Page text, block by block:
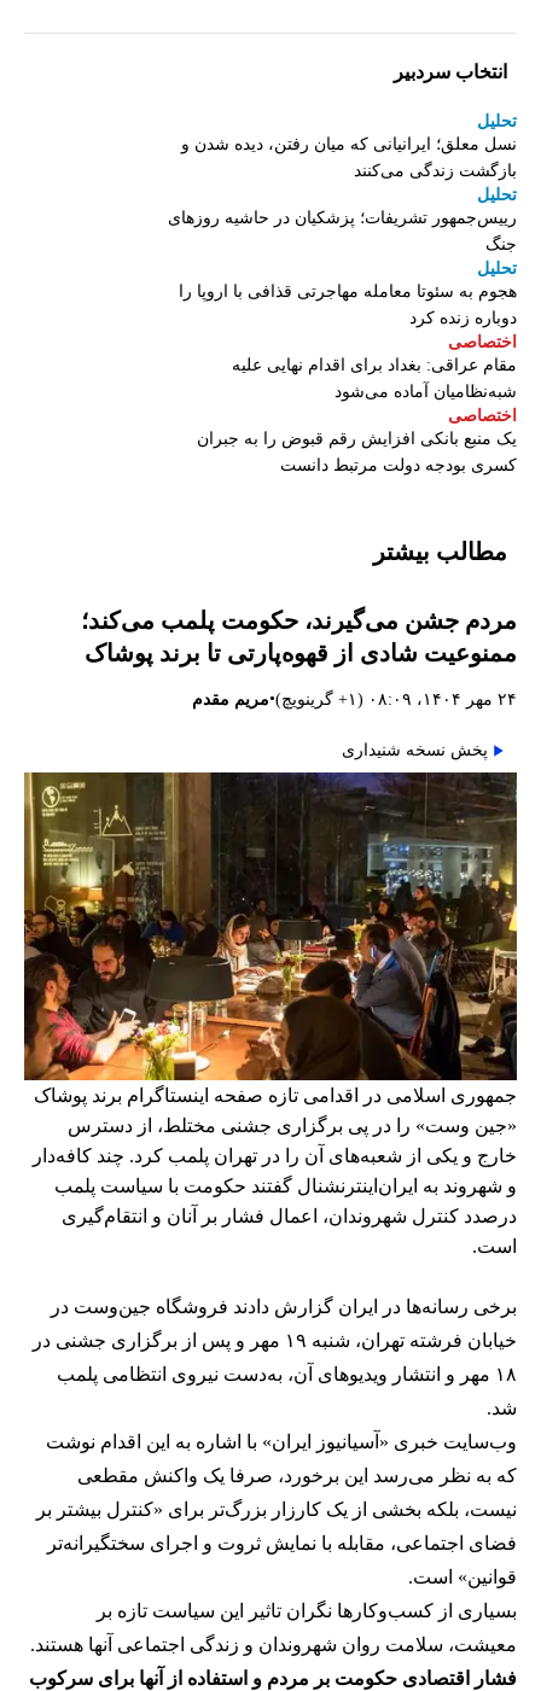
انتخاب سردبیر
تحلیل
نسل معلق؛ ایرانیانی که میان رفتن، دیده شدن و
بازگشت زندگی می‌کنند
تحلیل
رییس‌جمهور تشریفات؛ پزشکیان در حاشیه روزهای
جنگ
تحلیل
هجوم به سئوتا معامله مهاجرتی قذافی با اروپا را
دوباره زنده کرد
اختصاصی
مقام عراقی: بغداد برای اقدام نهایی علیه
شبه‌نظامیان آماده می‌شود
اختصاصی
یک منبع بانکی افزایش رقم قبوض را به جبران
کسری بودجه دولت مرتبط دانست
مطالب بیشتر
مردم جشن می‌گیرند، حکومت پلمب می‌کند؛
ممنوعیت شادی از قهوه‌پارتی تا برند پوشاک
۲۴ مهر ۱۴۰۴، ۰۸:۰۹ (‎+۱ گرینویچ) •مریم مقدم
پخش نسخه شنیداری
جمهوری اسلامی در اقدامی تازه صفحه اینستاگرام برند پوشاک
«جین وست» را در پی برگزاری جشنی مختلط، از دسترس
خارج و یکی از شعبه‌های آن را در تهران پلمب کرد. چند کافه‌‌دار
و شهروند به ایران‌اینترنشنال گفتند حکومت با سیاست پلمب
درصدد کنترل شهروندان، اعمال فشار بر آنان و انتقام‌گیری
است.
برخی رسانه‌ها در ایران گزارش دادند فروشگاه جین‌وست در
خیابان فرشته تهران، شنبه ۱۹ مهر و پس از برگزاری جشنی در
۱۸ مهر و انتشار ویدیوهای آن، به‌دست نیروی انتظامی پلمب
شد.
وب‌سایت خبری «آسیانیوز ایران» با اشاره به این اقدام نوشت
که به نظر می‌رسد این برخورد، صرفا یک واکنش مقطعی
نیست، بلکه بخشی از یک کارزار بزرگ‌تر برای «کنترل بیشتر بر
فضای اجتماعی، مقابله با نمایش ثروت و اجرای سختگیرانه‌تر
قوانین» است.
بسیاری از کسب‌وکارها نگران تاثیر این سیاست‌ تازه بر
معیشت، سلامت روان شهروندان و زندگی اجتماعی آنها هستند.
فشار اقتصادی حکومت بر مردم و استفاده از آنها برای سرکوب